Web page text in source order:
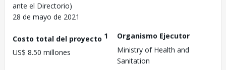
ante el Directorio)
28 de mayo de 2021
Costo total del proyecto 1
US$ 8.50 millones
Organismo Ejecutor
Ministry of Health and
Sanitation